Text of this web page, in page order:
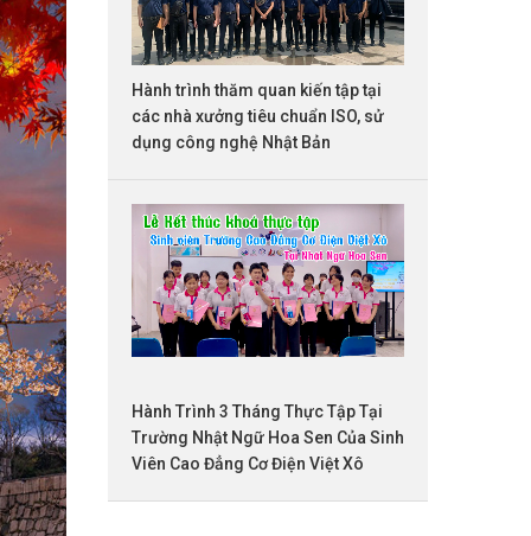
Hành trình thăm quan kiến tập tại
các nhà xưởng tiêu chuẩn ISO, sử
dụng công nghệ Nhật Bản
Hành Trình 3 Tháng Thực Tập Tại
Trường Nhật Ngữ Hoa Sen Của Sinh
Viên Cao Đẳng Cơ Điện Việt Xô